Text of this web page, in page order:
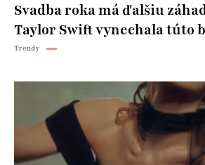
Svadba roka má ďalšiu
Taylor Swift vynechala túto
Trendy